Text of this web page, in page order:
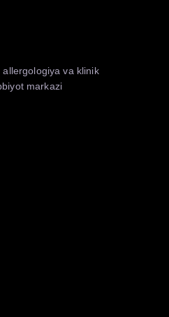
va klinik
markazi